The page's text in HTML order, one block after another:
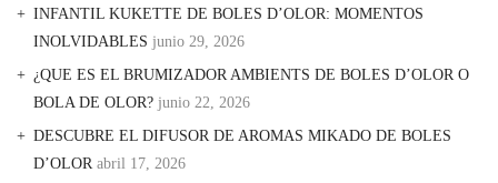
INFANTIL KUKETTE DE BOLES D’OLOR: MOMENTOS
INOLVIDABLES junio 29, 2026
¿QUE ES EL BRUMIZADOR AMBIENTS DE BOLES D’OLOR O
BOLA DE OLOR? junio 22, 2026
DESCUBRE EL DIFUSOR DE AROMAS MIKADO DE BOLES
D’OLOR abril 17, 2026